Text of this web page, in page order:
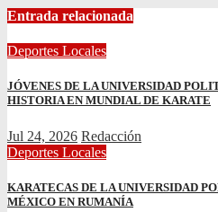
Entrada relacionada
Deportes Locales
JÓVENES DE LA UNIVERSIDAD
HISTORIA EN MUNDIAL DE KARATE
Jul 24, 2026 Redacción
Deportes Locales
KARATECAS DE LA UNIVERSIDAD
MÉXICO EN RUMANÍA